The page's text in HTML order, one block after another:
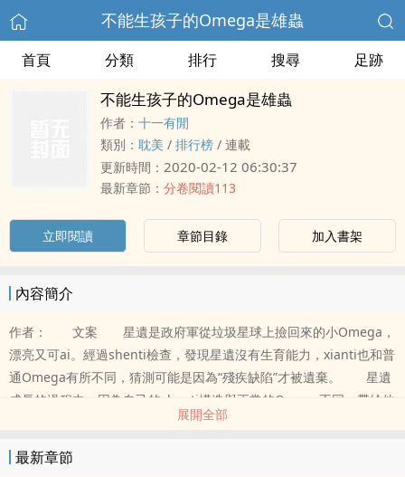
不能生孩子的Omega是雄蟲
首頁 分類 排行 搜尋 足跡
不能生孩子的Omega是雄蟲
作者： 十一有閒
類別： ​‍‎耽‍­美‎ / 排行榜 / 連載
更新時間： 2020-02-12 06:30:37
最新章節： 分卷閱讀113
立即閱讀 章節目錄 加入書架
內容簡介
作者： 文案 星遺是政府軍從垃圾星球上撿回來的小Omega，
漂亮又可ai。經過shenti檢查，發現星遺沒有生育能力，xianti也和普
通Omega有所不同，猜測可能是因為“殘疾缺陷”才被遺棄。 星遺
成長的過程中，因為自己的shenti構造與正常的Omega不同，帶給他
很多苦惱。 而他成年後散發的資訊素不但能夠xi引alpha，還能夠
崽滿星際。 以為自己是受的攻X以為自己是攻的受 nei容標
展開全部
最新章節